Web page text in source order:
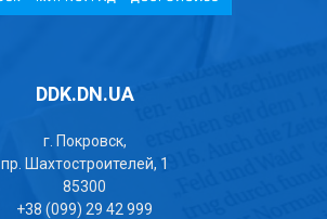
DDK.DN.UA
г. Покровск,
пр. Шахтостроителей, 1
85300
+38 (099) 29 42 999